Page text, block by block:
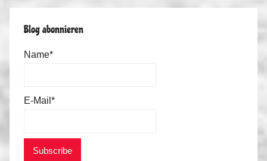
Blog abonnieren
Name*
E-Mail*